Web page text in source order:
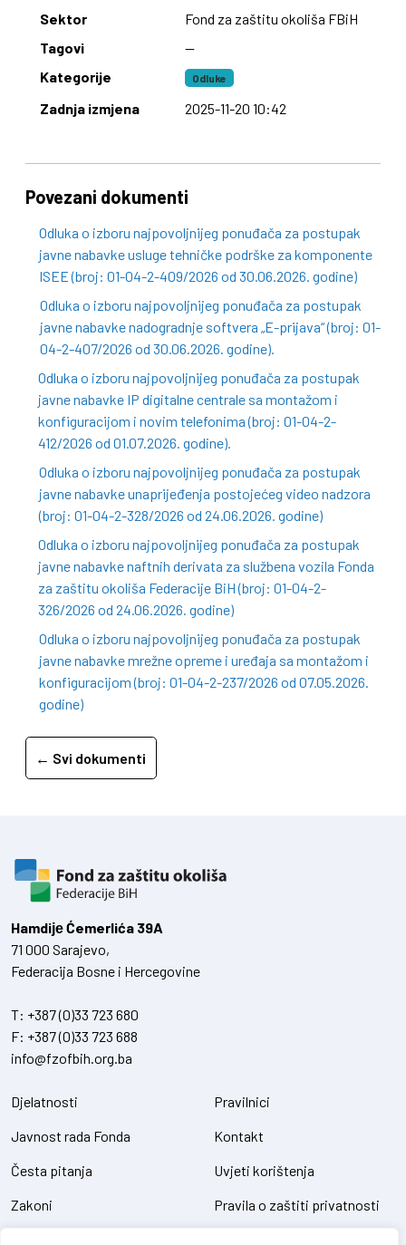
Sektor
Fond za zaštitu okoliša FBiH
Tagovi
—
Kategorije
Odluke
Zadnja izmjena 2025-11-20 10:42
Povezani dokumenti
Odluka o izboru najpovoljnijeg ponuđača za postupak
javne nabavke usluge tehničke podrške za komponente
ISEE (broj: 01-04-2-409/2026 od 30.06.2026. godine)
Odluka o izboru najpovoljnijeg ponuđača za postupak
javne nabavke nadogradnje softvera „E-prijava“ (broj: 01-
04-2-407/2026 od 30.06.2026. godine).
Odluka o izboru najpovoljnijeg ponuđača za postupak
javne nabavke IP digitalne centrale sa montažom i
konfiguracijom i novim telefonima (broj: 01-04-2-
412/2026 od 01.07.2026. godine).
Odluka o izboru najpovoljnijeg ponuđača za postupak
javne nabavke unaprijeđenja postojećeg video nadzora
(broj: 01-04-2-328/2026 od 24.06.2026. godine)
Odluka o izboru najpovoljnijeg ponuđača za postupak
javne nabavke naftnih derivata za službena vozila Fonda
za zaštitu okoliša Federacije BiH (broj: 01-04-2-
326/2026 od 24.06.2026. godine)
Odluka o izboru najpovoljnijeg ponuđača za postupak
javne nabavke mrežne opreme i uređaja sa montažom i
konfiguracijom (broj: 01-04-2-237/2026 od 07.05.2026.
godine)
← Svi dokumenti
Hamdiје Ćemerlića 39A
71 000 Sarajevo,
Federacija Bosne i Hercegovine
T: +387 (0)33 723 680
F: +387 (0)33 723 688
info@fzofbih.org.ba
Djelatnosti
Javnost rada Fonda
Česta pitanja
Zakoni
Pravilnici
Kontakt
Uvjeti korištenja
Pravila o zaštiti privatnosti